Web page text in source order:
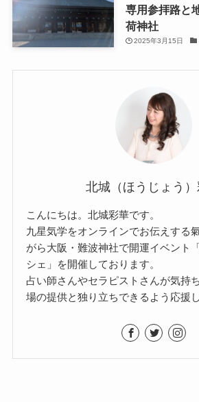
専用参拝路と
荷神社
2025年3月15日
北城（ほうじょう
こんにちは。北城彩華です。
九星気学をオンラインでお伝えする
がら大阪・難波神社で開運イベント
シェ」を開催しております。
占い師さんやセラピストさんが気持
場の提供と独り立ちできるよう応援